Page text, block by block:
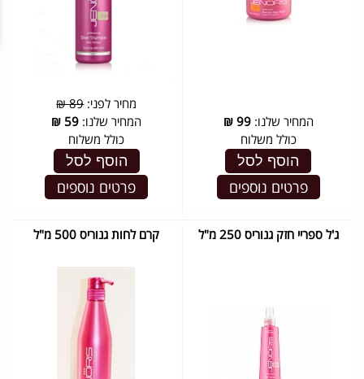
המחיר שלנו:99
₪
כולל משלוח
הוסף לסל
פרטים נוספים
מחיר לפני:89 ₪
המחיר שלנו: 59
₪
כולל משלוח
הוסף לסל
פרטים נוספים
ג'ל ספריי חזק גנוריס 250 מ"ל קרם לחות גנוריס 500 מ"ל